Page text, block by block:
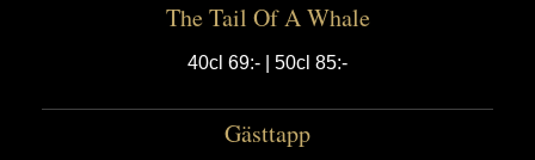
The Tail Of A Whale
40cl 69:- | 50cl 85:-
Gästtapp